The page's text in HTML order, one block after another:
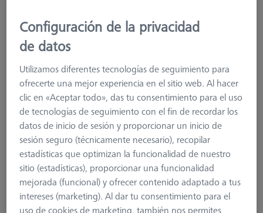
M5
Palpador en T
Ø Esfera (DK) Longitud (L) la medición de la
Más filtros
Configuración de la privacidad
de datos
Utilizamos diferentes tecnologías de seguimiento para
ofrecerte una mejor experiencia en el sitio web. Al hacer
clic en «Aceptar todo», das tu consentimiento para el uso
de tecnologías de seguimiento con el fin de recordar los
datos de inicio de sesión y proporcionar un inicio de
sesión seguro (técnicamente necesario), recopilar
estadísticas que optimizan la funcionalidad de nuestro
sitio (estadísticas), proporcionar una funcionalidad
mejorada (funcional) y ofrecer contenido adaptado a tus
intereses (marketing). Al dar tu consentimiento para el
uso de cookies de marketing, también nos permites